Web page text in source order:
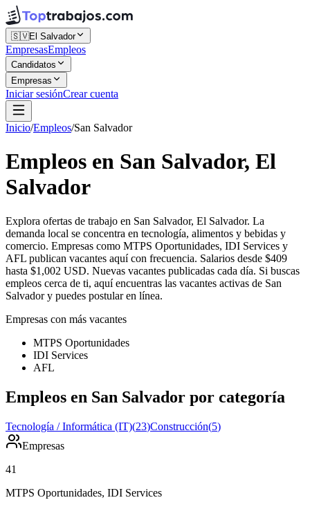
🇸🇻El Salvador
EmpresasEmpleos
Candidatos
Empresas
Iniciar sesiónCrear cuenta
Inicio/Empleos/San Salvador
Empleos en San Salvador, El
Salvador
Explora ofertas de trabajo en San Salvador, El Salvador. La
demanda local se concentra en tecnología, alimentos y bebidas y
comercio. Empresas como MTPS Oportunidades, IDI Services y
AFL publican vacantes aquí con frecuencia. Salarios desde $409
hasta $1,002 USD. Nuevas vacantes publicadas cada día. Si buscas
empleos cerca de ti, aquí encuentras las vacantes activas de San
Salvador y puedes postular en línea.
Empresas con más vacantes
MTPS Oportunidades
IDI Services
AFL
Empleos en San Salvador por categoría
Tecnología / Informática (IT)(23)Construcción(5)
Empresas
41
MTPS Oportunidades, IDI Services